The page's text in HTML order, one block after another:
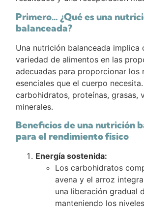
Primero… ¿Qué es una
balanceada?
Una nutrición balanceada implica
variedad de alimentos en las
adecuadas para proporcionar los
esenciales que el cuerpo
carbohidratos, proteínas, grasas,
minerales.
Beneficios de una nutrición
para el rendimiento físico
Energía sostenida:
Los carbohidratos
avena y el arroz
una liberación gradual
manteniendo los